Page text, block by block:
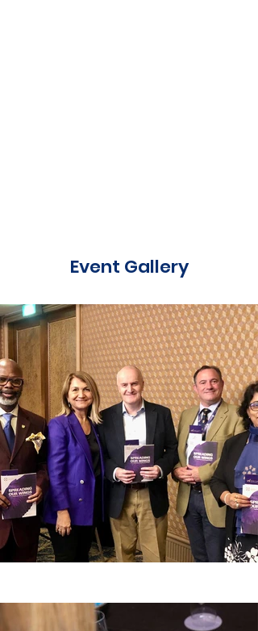
Event Gallery